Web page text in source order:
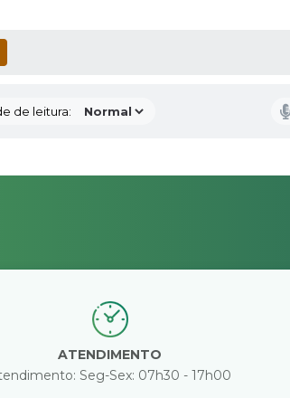
de leitura:
ATENDIMENTO
Seg-Sex: 07h30 - 17h00